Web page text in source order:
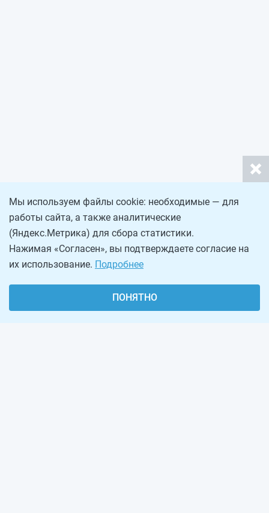
Мы используем файлы cookie: необходимые — для
работы сайта, а также аналитические
(Яндекс.Метрика) для сбора статистики.
Нажимая «Согласен», вы подтверждаете согласие на
их использование. Подробнее
ПОНЯТНО